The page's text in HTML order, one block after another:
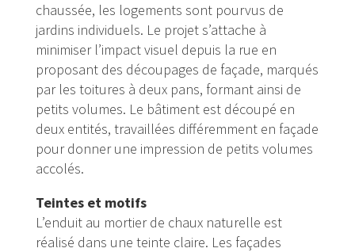
chaussée, les logements sont pourvus de
jardins individuels. Le projet s’attache à
minimiser l’impact visuel depuis la rue en
proposant des découpages de façade, marqués
par les toitures à deux pans, formant ainsi de
petits volumes. Le bâtiment est découpé en
deux entités, travaillées différemment en façade
pour donner une impression de petits volumes
accolés.
Teintes et motifs
L’enduit au mortier de chaux naturelle est
réalisé dans une teinte claire. Les façades